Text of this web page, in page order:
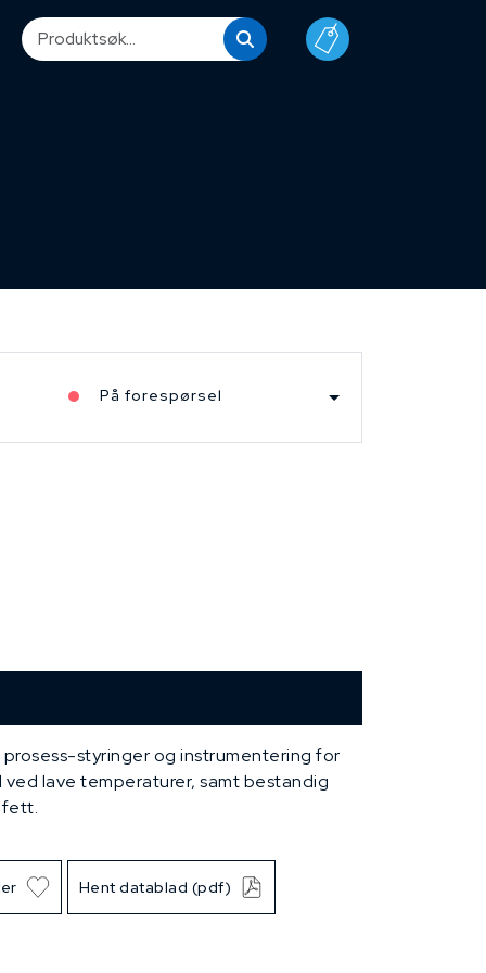
På forespørsel
styringer og instrumentering for
lave temperaturer, samt bestandig
fett.
Hent datablad (pdf)